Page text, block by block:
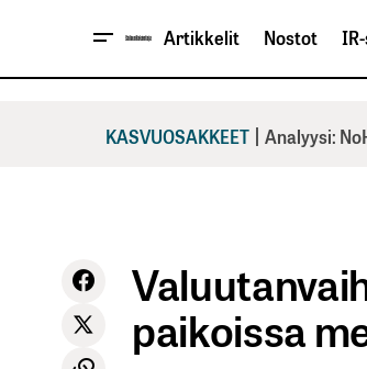
Artikkelit Nostot
KASVUOSAKKEET | Analyysi:
paikoissa